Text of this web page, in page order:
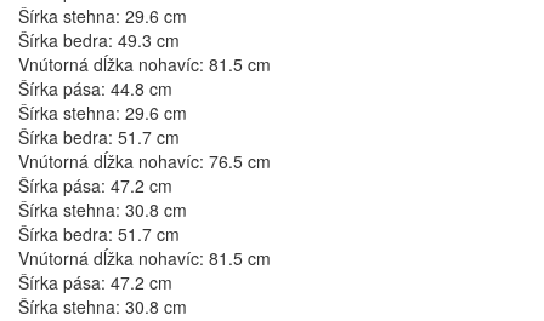
Šírka stehna: 29.6 cm
Šírka bedra: 49.3 cm
Vnútorná dĺžka nohavíc: 81.5 cm
Šírka pása: 44.8 cm
Šírka stehna: 29.6 cm
Šírka bedra: 51.7 cm
Vnútorná dĺžka nohavíc: 76.5 cm
Šírka pása: 47.2 cm
Šírka stehna: 30.8 cm
Šírka bedra: 51.7 cm
Vnútorná dĺžka nohavíc: 81.5 cm
Šírka pása: 47.2 cm
Šírka stehna: 30.8 cm